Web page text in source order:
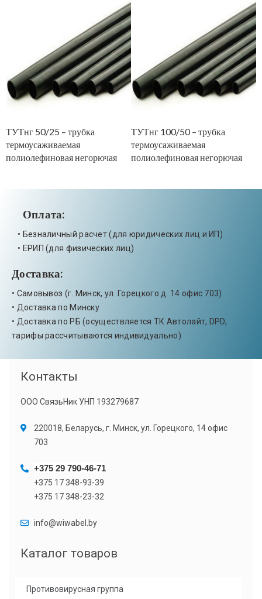
ТУТнг 50/25 – трубка
термоусаживаемая
полиолефиновая негорючая
ТУТнг 100/50 – трубка
термоусаживаемая
полиолефиновая негорючая
Оплата:
• Безналичный расчет (для юридических лиц и ИП)
• ЕРИП (для физических лиц)
Доставка:
• Самовывоз (г. Минск, ул. Горецкого д. 14 офис 703)
• Доставка по Минску
• Доставка по РБ (осуществляется ТК Автолайт, DPD,
тарифы рассчитываются индивидуально)
Контакты
ООО СвязьНик УНП 193279687
220018, Беларусь, г. Минск, ул. Горецкого, 14 офис
703
+375 29 790-46-71
+375 17 348-93-39
+375 17 348-23-32
info@wiwabel.by
Каталог товаров
Противовирусная группа